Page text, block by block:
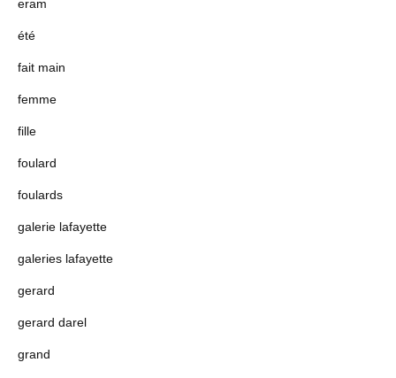
eram
été
fait main
femme
fille
foulard
foulards
galerie lafayette
galeries lafayette
gerard
gerard darel
grand